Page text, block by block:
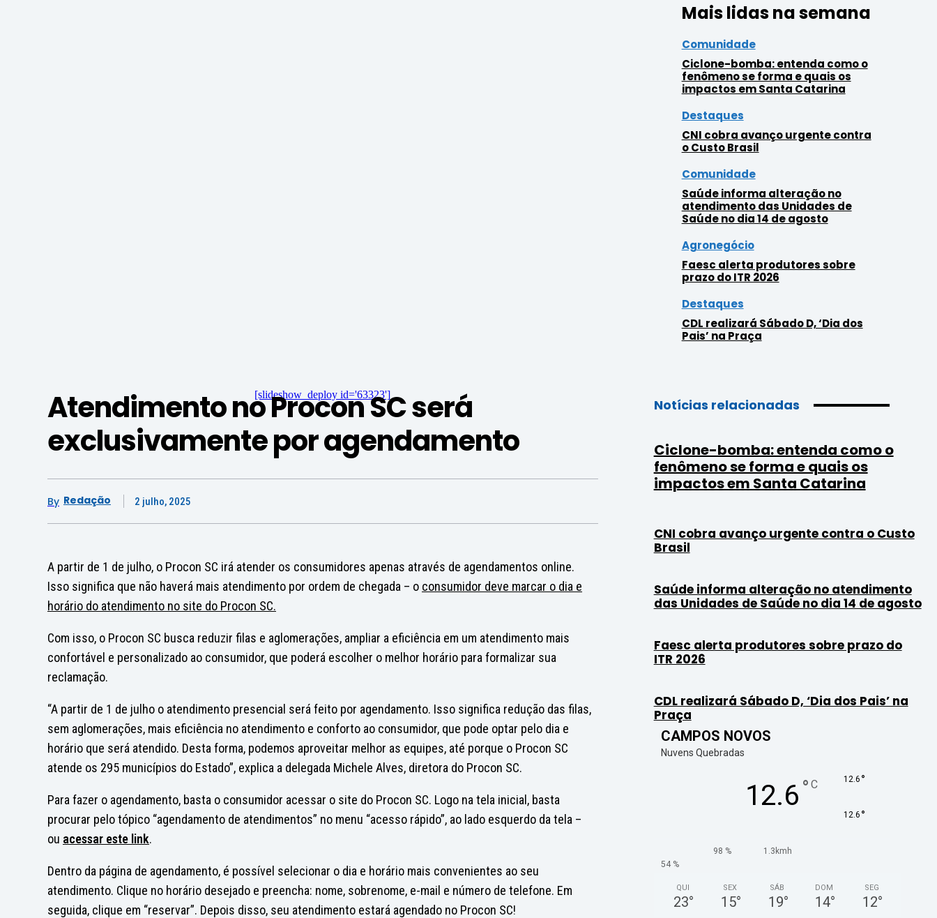
[slideshow_deploy id='63323']
Atendimento no Procon SC será
exclusivamente por agendamento
By Redação 2 julho, 2025
A partir de 1 de julho, o Procon SC irá atender os consumidores apenas através de agendamentos online.
Isso significa que não haverá mais atendimento por ordem de chegada – o consumidor deve marcar o dia e
horário do atendimento no site do Procon SC.
Com isso, o Procon SC busca reduzir filas e aglomerações, ampliar a eficiência em um atendimento mais
confortável e personalizado ao consumidor, que poderá escolher o melhor horário para formalizar sua
reclamação.
“A partir de 1 de julho o atendimento presencial será feito por agendamento. Isso significa redução das filas,
sem aglomerações, mais eficiência no atendimento e conforto ao consumidor, que pode optar pelo dia e
horário que será atendido. Desta forma, podemos aproveitar melhor as equipes, até porque o Procon SC
atende os 295 municípios do Estado”, explica a delegada Michele Alves, diretora do Procon SC.
Para fazer o agendamento, basta o consumidor acessar o site do Procon SC. Logo na tela inicial, basta
procurar pelo tópico “agendamento de atendimentos” no menu “acesso rápido”, ao lado esquerdo da tela –
ou acessar este link.
Dentro da página de agendamento, é possível selecionar o dia e horário mais convenientes ao seu
atendimento. Clique no horário desejado e preencha: nome, sobrenome, e-mail e número de telefone. Em
seguida, clique em “reservar”. Depois disso, seu atendimento estará agendado no Procon SC!
Mais lidas na semana
Comunidade
Ciclone-bomba: entenda como o
fenômeno se forma e quais os
impactos em Santa Catarina
Destaques
CNI cobra avanço urgente contra
o Custo Brasil
Comunidade
Saúde informa alteração no
atendimento das Unidades de
Saúde no dia 14 de agosto
Agronegócio
Faesc alerta produtores sobre
prazo do ITR 2026
Destaques
CDL realizará Sábado D, ‘Dia dos
Pais’ na Praça
Notícias relacionadas
Ciclone-bomba: entenda como o
fenômeno se forma e quais os
impactos em Santa Catarina
CNI cobra avanço urgente contra o Custo
Brasil
Saúde informa alteração no atendimento
das Unidades de Saúde no dia 14 de agosto
Faesc alerta produtores sobre prazo do
ITR 2026
CDL realizará Sábado D, ‘Dia dos Pais’ na
Praça
CAMPOS NOVOS
Nuvens Quebradas
12.6 ° C 12.6 °
12.6 °
98 %
1.3kmh
54 %
QUI
23°
SEX
15°
SÁB
19°
DOM
14°
SEG
12°